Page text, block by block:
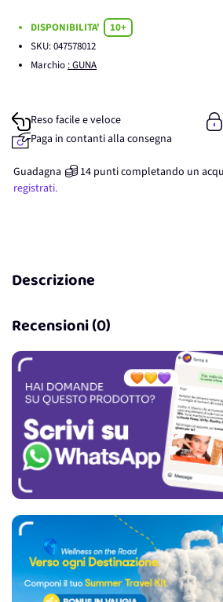
DISPONIBILITA'
10+
SKU:047578012
Marchio : GUNA
Reso facile e veloce
Paga in contanti alla consegna
Guadagna 14 punticompletando un
registrati.
Descrizione
Recensioni (0)